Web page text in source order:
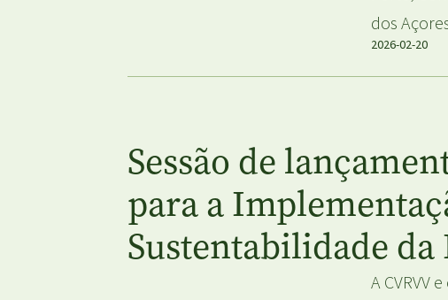
dos
2026-02-20
Sessão de
para a
Sustentabilidade da
A CVRVV